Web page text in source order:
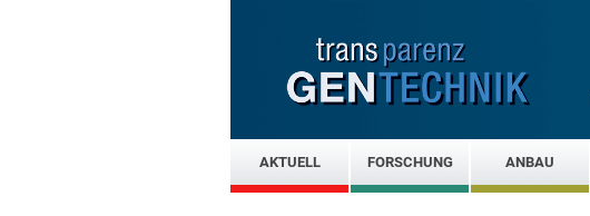
AKTUELL FORSCHUNG ANBAU